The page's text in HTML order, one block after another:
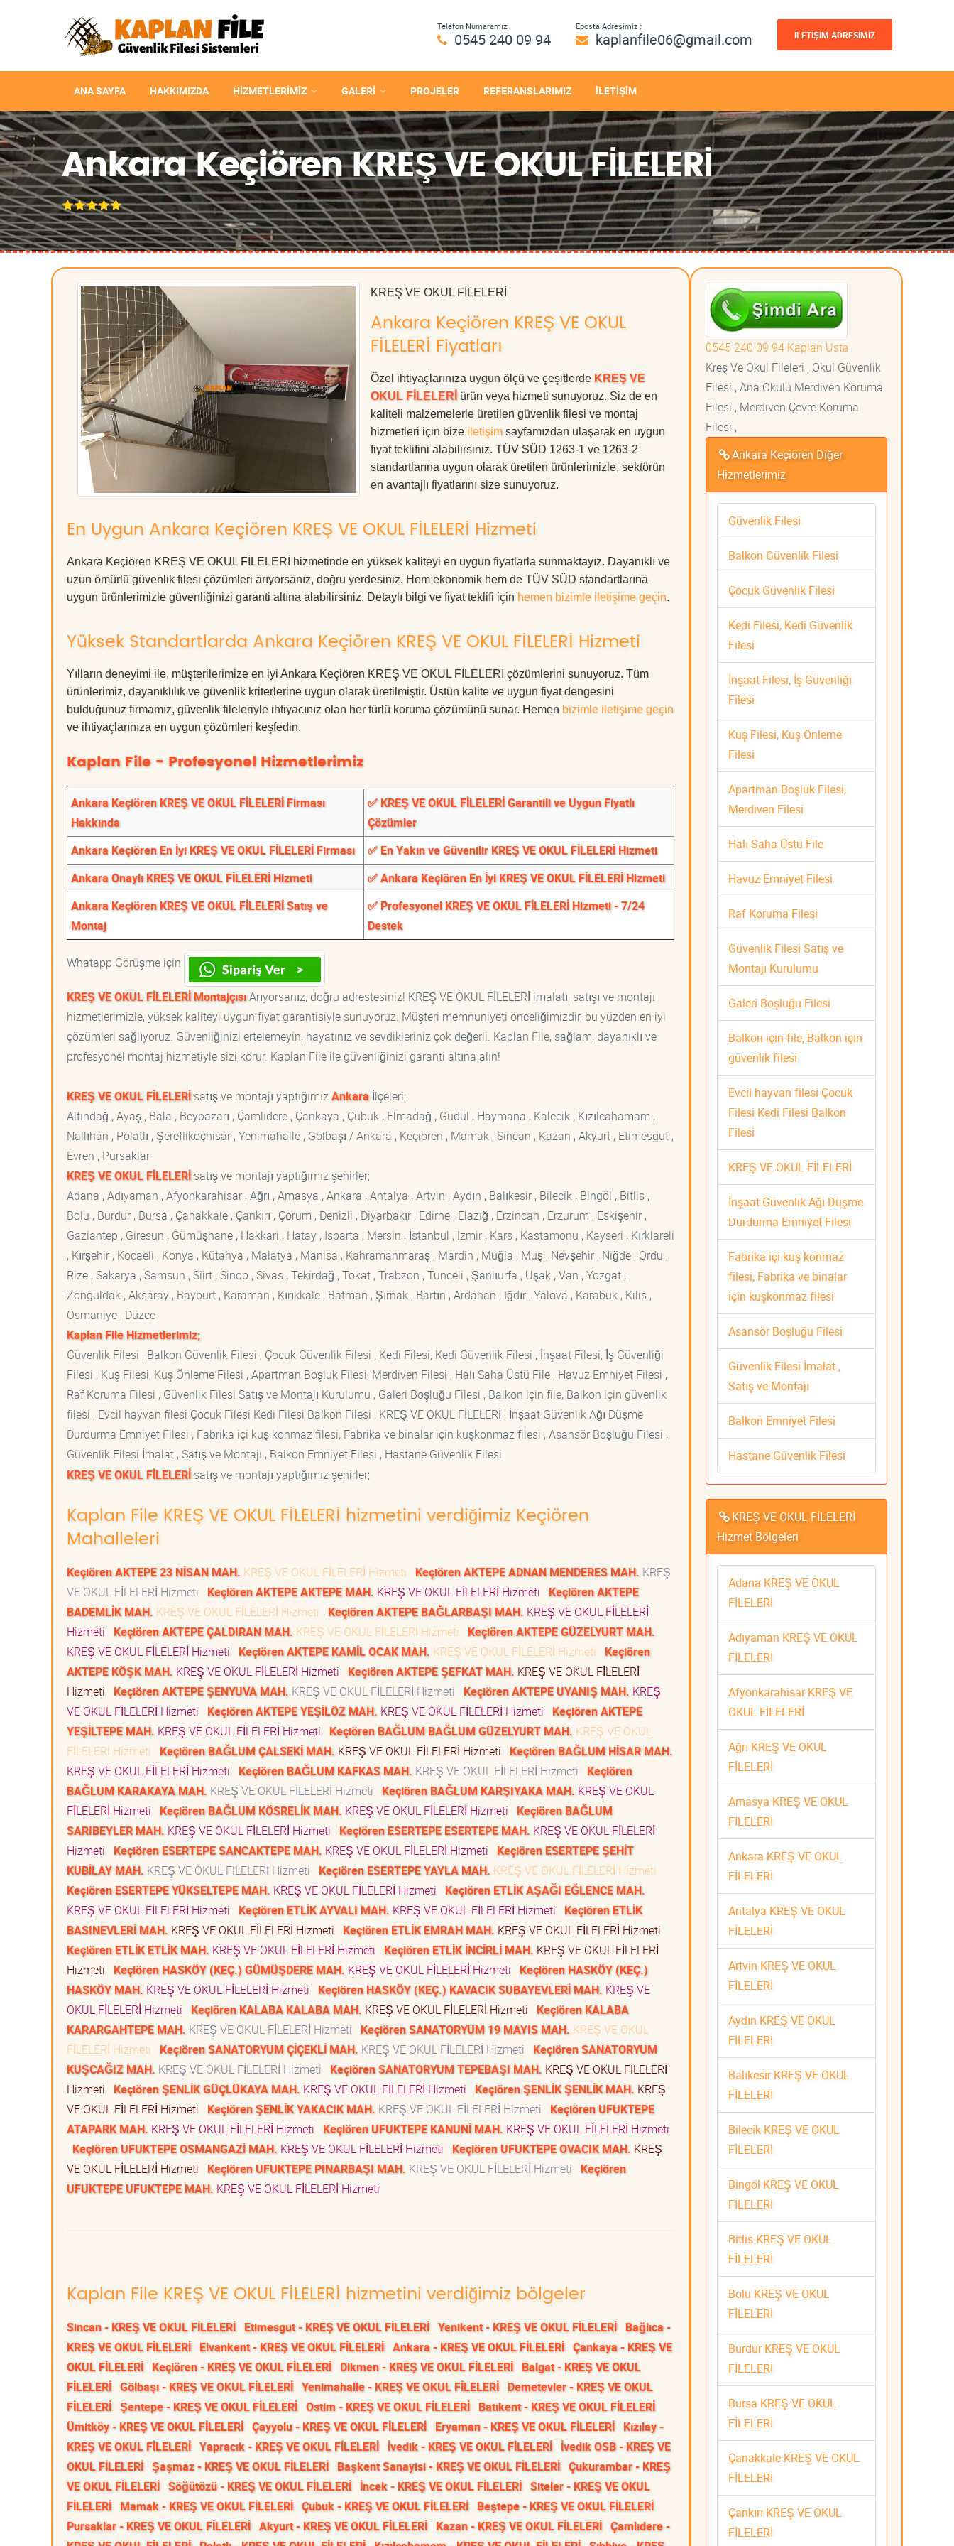
Telefon Numaramız:
0545 240 09 94
Eposta Adresimiz :
kaplanfile06@gmail.com İLETİŞİM ADRESİMİZ
ANA SAYFA HAKKIMIZDA HIZMETLERIMIZ GALERİ PROJELER REFERANSLARIMIZ İLETİŞİM
Ankara Keçiören KREŞ VE OKUL FİLELERİ
KREŞ VE OKUL FİLELERİ
Ankara Keçiören KREŞ VE OKUL
FİLELERİ Fiyatları
Özel ihtiyaçlarınıza uygun ölçü ve çeşitlerde KREŞ VE
OKUL FİLELERİ ürün veya hizmeti sunuyoruz. Siz de en
kaliteli malzemelerle üretilen güvenlik filesi ve montaj
hizmetleri için bize iletişim sayfamızdan ulaşarak en uygun
fiyat teklifini alabilirsiniz. TÜV SÜD 1263-1 ve 1263-2
standartlarına uygun olarak üretilen ürünlerimizle, sektörün
en avantajlı fiyatlarını size sunuyoruz.
En Uygun Ankara Keçiören KREŞ VE OKUL FİLELERİ Hizmeti
Ankara Keçiören KREŞ VE OKUL FİLELERİ hizmetinde en yüksek kaliteyi en uygun fiyatlarla sunmaktayız. Dayanıklı ve
uzun ömürlü güvenlik filesi çözümleri arıyorsanız, doğru yerdesiniz. Hem ekonomik hem de TÜV SÜD standartlarına
uygun ürünlerimizle güvenliğinizi garanti altına alabilirsiniz. Detaylı bilgi ve fiyat teklifi için hemen bizimle iletişime geçin.
Yüksek Standartlarda Ankara Keçiören KREŞ VE OKUL FİLELERİ Hizmeti
Yılların deneyimi ile, müşterilerimize en iyi Ankara Keçiören KREŞ VE OKUL FİLELERİ çözümlerini sunuyoruz. Tüm
ürünlerimiz, dayanıklılık ve güvenlik kriterlerine uygun olarak üretilmiştir. Üstün kalite ve uygun fiyat dengesini
bulduğunuz firmamız, güvenlik fileleriyle ihtiyacınız olan her türlü koruma çözümünü sunar. Hemen bizimle iletişime geçin
ve ihtiyaçlarınıza en uygun çözümleri keşfedin.
Kaplan File - Profesyonel Hizmetlerimiz
Ankara Keçiören KREŞ VE OKUL FİLELERİ Firması
Hakkında
✅ KREŞ VE OKUL FİLELERİ Garantili ve Uygun Fiyatlı
Çözümler
Ankara Keçiören En İyi KREŞ VE OKUL FİLELERİ Firması
✅ En Yakın ve Güvenilir KREŞ VE OKUL FİLELERİ Hizmeti
Ankara Onaylı KREŞ VE OKUL FİLELERİ Hizmeti
✅ Ankara Keçiören En İyi KREŞ VE OKUL FİLELERİ Hizmeti
Ankara Keçiören KREŞ VE OKUL FİLELERİ Satış ve
Montaj
✅ Profesyonel KREŞ VE OKUL FİLELERİ Hizmeti - 7/24
Destek
Whatapp Görüşme için
KREŞ VE OKUL FİLELERİ MontajçısıArıyorsanız, doğru adrestesiniz! KREŞ VE OKUL FİLELERİ imalatı, satışı ve montajı
hizmetlerimizle, yüksek kaliteyi uygun fiyat garantisiyle sunuyoruz. Müşteri memnuniyeti önceliğimizdir, bu yüzden en iyi
çözümleri sağlıyoruz. Güvenliğinizi ertelemeyin, hayatınız ve sevdikleriniz çok değerli. Kaplan File, sağlam, dayanıklı ve
profesyonel montaj hizmetiyle sizi korur. Kaplan File ile güvenliğinizi garanti altına alın!
KREŞ VE OKUL FİLELERİ satış ve montajı yaptığımızAnkara İlçeleri;
Altındağ , Ayaş , Bala , Beypazarı , Çamlıdere , Çankaya , Çubuk , Elmadağ , Güdül , Haymana , Kalecik , Kızılcahamam ,
Nallıhan , Polatlı , Şereflikoçhisar , Yenimahalle , Gölbaşı / Ankara , Keçiören , Mamak , Sincan , Kazan , Akyurt , Etimesgut ,
Evren , Pursaklar
KREŞ VE OKUL FİLELERİ satış ve montajı yaptığımız şehirler;
Adana , Adıyaman , Afyonkarahisar , Ağrı , Amasya , Ankara , Antalya , Artvin , Aydın , Balıkesir , Bilecik , Bingöl , Bitlis ,
Bolu , Burdur , Bursa , Çanakkale , Çankırı , Çorum , Denizli , Diyarbakır , Edirne , Elazığ , Erzincan , Erzurum , Eskişehir ,
Gaziantep , Giresun , Gümüşhane , Hakkari , Hatay , Isparta , Mersin , İstanbul , İzmir , Kars , Kastamonu , Kayseri , Kırklareli
, Kırşehir , Kocaeli , Konya , Kütahya , Malatya , Manisa , Kahramanmaraş , Mardin , Muğla , Muş , Nevşehir , Niğde , Ordu ,
Rize , Sakarya , Samsun , Siirt , Sinop , Sivas , Tekirdağ , Tokat , Trabzon , Tunceli , Şanlıurfa , Uşak , Van , Yozgat ,
Zonguldak , Aksaray , Bayburt , Karaman , Kırıkkale , Batman , Şırnak , Bartın , Ardahan , Iğdır , Yalova , Karabük , Kilis ,
Osmaniye , Düzce
Kaplan File Hizmetlerimiz;
Güvenlik Filesi , Balkon Güvenlik Filesi , Çocuk Güvenlik Filesi , Kedi Filesi, Kedi Güvenlik Filesi , İnşaat Filesi, İş Güvenliği
Filesi , Kuş Filesi, Kuş Önleme Filesi , Apartman Boşluk Filesi, Merdiven Filesi , Halı Saha Üstü File , Havuz Emniyet Filesi ,
Raf Koruma Filesi , Güvenlik Filesi Satış ve Montajı Kurulumu , Galeri Boşluğu Filesi , Balkon için file, Balkon için güvenlik
filesi , Evcil hayvan filesi Çocuk Filesi Kedi Filesi Balkon Filesi , KREŞ VE OKUL FİLELERİ , İnşaat Güvenlik Ağı Düşme
Durdurma Emniyet Filesi , Fabrika içi kuş konmaz filesi, Fabrika ve binalar için kuşkonmaz filesi , Asansör Boşluğu Filesi ,
Güvenlik Filesi İmalat , Satış ve Montajı , Balkon Emniyet Filesi , Hastane Güvenlik Filesi
KREŞ VE OKUL FİLELERİ satış ve montajı yaptığımız şehirler;
Kaplan File KREŞ VE OKUL FİLELERİ hizmetini verdiğimiz Keçiören
Mahalleleri
Keçiören AKTEPE 23 NİSAN MAH. KREŞ VE OKUL FİLELERİ Hizmeti Keçiören AKTEPE ADNAN MENDERES MAH. KREŞ
VE OKUL FİLELERİ Hizmeti
Keçiören AKTEPE AKTEPE MAH. KREŞ VE OKUL FİLELERİ Hizmeti
Keçiören AKTEPE
BADEMLİK MAH. KREŞ VE OKUL FİLELERİ Hizmeti Keçiören AKTEPE BAĞLARBAŞI MAH. KREŞ VE OKUL FİLELERİ
Hizmeti
Keçiören AKTEPE ÇALDIRAN MAH. KREŞ VE OKUL FİLELERİ Hizmeti
Keçiören AKTEPE GÜZELYURT MAH.
KREŞ VE OKUL FİLELERİ Hizmeti
Keçiören AKTEPE KAMİL OCAK MAH. KREŞ VE OKUL FİLELERİ Hizmeti
Keçiören
AKTEPE KÖŞK MAH. KREŞ VE OKUL FİLELERİ Hizmeti Keçiören AKTEPE ŞEFKAT MAH. KREŞ VE OKUL FİLELERİ
Hizmeti
Keçiören AKTEPE ŞENYUVA MAH. KREŞ VE OKUL FİLELERİ Hizmeti Keçiören AKTEPE UYANIŞ MAH. KREŞ
VE OKUL FİLELERİ Hizmeti
Keçiören AKTEPE YEŞİLÖZ MAH. KREŞ VE OKUL FİLELERİ Hizmeti
Keçiören AKTEPE
YEŞİLTEPE MAH. KREŞ VE OKUL FİLELERİ Hizmeti Keçiören BAĞLUM BAĞLUM GÜZELYURT MAH. KREŞ VE OKUL
FİLELERİ Hizmeti
Keçiören BAĞLUM ÇALSEKİ MAH. KREŞ VE OKUL FİLELERİ Hizmeti
Keçiören BAĞLUM HİSAR MAH.
KREŞ VE OKUL FİLELERİ Hizmeti
Keçiören BAĞLUM KAFKAS MAH. KREŞ VE OKUL FİLELERİ Hizmeti
Keçiören
BAĞLUM KARAKAYA MAH. KREŞ VE OKUL FİLELERİ Hizmeti Keçiören BAĞLUM KARŞIYAKA MAH. KREŞ VE OKUL
FİLELERİ Hizmeti
Keçiören BAĞLUM KÖSRELİK MAH. KREŞ VE OKUL FİLELERİ Hizmeti
Keçiören BAĞLUM
SARIBEYLER MAH. KREŞ VE OKUL FİLELERİ Hizmeti Keçiören ESERTEPE ESERTEPE MAH. KREŞ VE OKUL FİLELERİ
Hizmeti
Keçiören ESERTEPE SANCAKTEPE MAH. KREŞ VE OKUL FİLELERİ Hizmeti
Keçiören ESERTEPE ŞEHİT
KUBİLAY MAH. KREŞ VE OKUL FİLELERİ Hizmeti Keçiören ESERTEPE YAYLA MAH. KREŞ VE OKUL FİLELERİ Hizmeti
Keçiören ESERTEPE YÜKSELTEPE MAH. KREŞ VE OKUL FİLELERİ Hizmeti
Keçiören ETLİK AŞAĞI EĞLENCE MAH.
KREŞ VE OKUL FİLELERİ Hizmeti
Keçiören ETLİK AYVALI MAH. KREŞ VE OKUL FİLELERİ Hizmeti
Keçiören ETLİK
BASINEVLERİ MAH. KREŞ VE OKUL FİLELERİ Hizmeti Keçiören ETLİK EMRAH MAH. KREŞ VE OKUL FİLELERİ Hizmeti
Keçiören ETLİK ETLİK MAH. KREŞ VE OKUL FİLELERİ Hizmeti Keçiören ETLİK İNCİRLİ MAH. KREŞ VE OKUL FİLELERİ
Hizmeti
Keçiören HASKÖY (KEÇ.) GÜMÜŞDERE MAH. KREŞ VE OKUL FİLELERİ Hizmeti
Keçiören HASKÖY (KEÇ.)
HASKÖY MAH. KREŞ VE OKUL FİLELERİ Hizmeti Keçiören HASKÖY (KEÇ.) KAVACIK SUBAYEVLERİ MAH. KREŞ VE
OKUL FİLELERİ Hizmeti
Keçiören KALABA KALABA MAH. KREŞ VE OKUL FİLELERİ Hizmeti
Keçiören KALABA
KARARGAHTEPE MAH. KREŞ VE OKUL FİLELERİ Hizmeti Keçiören SANATORYUM 19 MAYIS MAH. KREŞ VE OKUL
FİLELERİ Hizmeti
Keçiören SANATORYUM ÇİÇEKLİ MAH. KREŞ VE OKUL FİLELERİ Hizmeti
Keçiören SANATORYUM
KUŞCAĞIZ MAH. KREŞ VE OKUL FİLELERİ Hizmeti Keçiören SANATORYUM TEPEBAŞI MAH. KREŞ VE OKUL FİLELERİ
Hizmeti
Keçiören ŞENLİK GÜÇLÜKAYA MAH. KREŞ VE OKUL FİLELERİ Hizmeti Keçiören ŞENLİK ŞENLİK MAH. KREŞ
VE OKUL FİLELERİ Hizmeti
Keçiören ŞENLİK YAKACIK MAH. KREŞ VE OKUL FİLELERİ Hizmeti
Keçiören UFUKTEPE
ATAPARK MAH. KREŞ VE OKUL FİLELERİ Hizmeti Keçiören UFUKTEPE KANUNİ MAH. KREŞ VE OKUL FİLELERİ Hizmeti
Keçiören UFUKTEPE OSMANGAZİ MAH. KREŞ VE OKUL FİLELERİ Hizmeti Keçiören UFUKTEPE OVACIK MAH. KREŞ
VE OKUL FİLELERİ Hizmeti
Keçiören UFUKTEPE PINARBAŞI MAH. KREŞ VE OKUL FİLELERİ Hizmeti
Keçiören
UFUKTEPE UFUKTEPE MAH. KREŞ VE OKUL FİLELERİ Hizmeti
Kaplan File KREŞ VE OKUL FİLELERİ hizmetini verdiğimiz bölgeler
Sincan - KREŞ VE OKUL FİLELERİ Etimesgut - KREŞ VE OKUL FİLELERİ Yenikent - KREŞ VE OKUL FİLELERİ Bağlıca -
KREŞ VE OKUL FİLELERİ Elvankent - KREŞ VE OKUL FİLELERİ Ankara - KREŞ VE OKUL FİLELERİ Çankaya - KREŞ VE
OKUL FİLELERİ Keçiören - KREŞ VE OKUL FİLELERİ Dikmen - KREŞ VE OKUL FİLELERİ Balgat - KREŞ VE OKUL
FİLELERİ Gölbaşı - KREŞ VE OKUL FİLELERİ Yenimahalle - KREŞ VE OKUL FİLELERİ Demetevler - KREŞ VE OKUL
FİLELERİ Şentepe - KREŞ VE OKUL FİLELERİ Ostim - KREŞ VE OKUL FİLELERİ Batıkent - KREŞ VE OKUL FİLELERİ
Ümitköy - KREŞ VE OKUL FİLELERİ Çayyolu - KREŞ VE OKUL FİLELERİ Eryaman - KREŞ VE OKUL FİLELERİ Kızılay -
KREŞ VE OKUL FİLELERİ Yapracık - KREŞ VE OKUL FİLELERİ İvedik - KREŞ VE OKUL FİLELERİ İvedik OSB - KREŞ VE
OKUL FİLELERİ Şaşmaz - KREŞ VE OKUL FİLELERİ Başkent Sanayisi - KREŞ VE OKUL FİLELERİ Çukurambar - KREŞ
VE OKUL FİLELERİ Söğütözü - KREŞ VE OKUL FİLELERİ İncek - KREŞ VE OKUL FİLELERİ Siteler - KREŞ VE OKUL
FİLELERİ Mamak - KREŞ VE OKUL FİLELERİ Çubuk - KREŞ VE OKUL FİLELERİ Beştepe - KREŞ VE OKUL FİLELERİ
Pursaklar - KREŞ VE OKUL FİLELERİ Akyurt - KREŞ VE OKUL FİLELERİ Kazan - KREŞ VE OKUL FİLELERİ Çamlıdere -
0545 240 09 94 Kaplan Usta
Kreş Ve Okul Fileleri , Okul Güvenlik
Filesi , Ana Okulu Merdiven Koruma
Filesi , Merdiven Çevre Koruma
Filesi ,
Ankara Keçiören Diğer
Hizmetlerimiz
Güvenlik Filesi
Balkon Güvenlik Filesi
Çocuk Güvenlik Filesi
Kedi Filesi, Kedi Güvenlik
Filesi
İnşaat Filesi, İş Güvenliği
Filesi
Kuş Filesi, Kuş Önleme
Filesi
Apartman Boşluk Filesi,
Merdiven Filesi
Halı Saha Üstü File
Havuz Emniyet Filesi
Raf Koruma Filesi
Güvenlik Filesi Satış ve
Montajı Kurulumu
Galeri Boşluğu Filesi
Balkon için file, Balkon için
güvenlik filesi
Evcil hayvan filesi Çocuk
Filesi Kedi Filesi Balkon
Filesi
KREŞ VE OKUL FİLELERİ
İnşaat Güvenlik Ağı Düşme
Durdurma Emniyet Filesi
Fabrika içi kuş konmaz
filesi, Fabrika ve binalar
için kuşkonmaz filesi
Asansör Boşluğu Filesi
Güvenlik Filesi İmalat ,
Satış ve Montajı
Balkon Emniyet Filesi
Hastane Güvenlik Filesi
KREŞ VE OKUL FİLELERİ
Hizmet Bölgeleri
Adana KREŞ VE OKUL
FİLELERİ
Adıyaman KREŞ VE OKUL
FİLELERİ
Afyonkarahisar KREŞ VE
OKUL FİLELERİ
Ağrı KREŞ VE OKUL
FİLELERİ
Amasya KREŞ VE OKUL
FİLELERİ
Ankara KREŞ VE OKUL
FİLELERİ
Antalya KREŞ VE OKUL
FİLELERİ
Artvin KREŞ VE OKUL
FİLELERİ
Aydın KREŞ VE OKUL
FİLELERİ
Balıkesir KREŞ VE OKUL
FİLELERİ
Bilecik KREŞ VE OKUL
FİLELERİ
Bingöl KREŞ VE OKUL
FİLELERİ
Bitlis KREŞ VE OKUL
FİLELERİ
Bolu KREŞ VE OKUL
FİLELERİ
Burdur KREŞ VE OKUL
FİLELERİ
Bursa KREŞ VE OKUL
FİLELERİ
Çanakkale KREŞ VE OKUL
FİLELERİ
Çankırı KREŞ VE OKUL
FİLELERİ